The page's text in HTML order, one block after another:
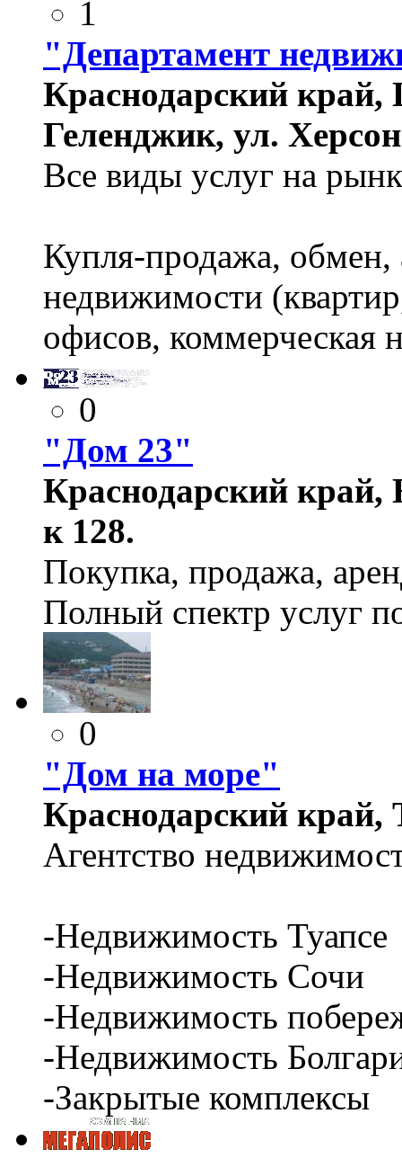
1
"Департамент
Краснодарский край,
Геленджик, ул.
Все виды услуг на
Купля-продажа, обмен,
недвижимости
офисов, коммерческая
0
"Дом 23"
Краснодарский край,
к 128.
Покупка, продажа,
Полный спектр услуг
0
"Дом на море"
Краснодарский край,
Агентство
-Недвижимость Туапсе
-Недвижимость Сочи
-Недвижимость
-Недвижимость
-Закрытые комплексы